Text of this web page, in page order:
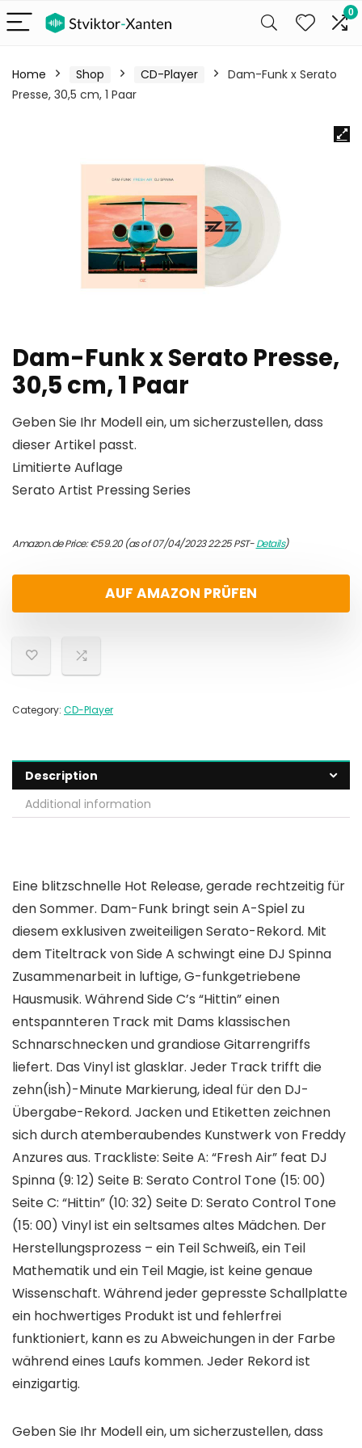
0
Home Shop CD-Player
Dam-Funk x Serato
Presse, 30,5 cm, 1 Paar
Dam-Funk x Serato Presse,
30,5 cm, 1 Paar
Geben Sie Ihr Modell ein, um sicherzustellen, dass
dieser Artikel passt.
Limitierte Auflage
Serato Artist Pressing Series
Amazon.de Price:€59.20(as of 07/04/2023 22:25 PST-Details)
AUF AMAZON PRÜFEN
Category: CD-Player
Description
Additional information
Eine blitzschnelle Hot Release, gerade rechtzeitig für
den Sommer. Dam-Funk bringt sein A-Spiel zu
diesem exklusiven zweiteiligen Serato-Rekord. Mit
dem Titeltrack von Side A schwingt eine DJ Spinna
Zusammenarbeit in luftige, G-funkgetriebene
Hausmusik. Während Side C’s “Hittin” einen
entspannteren Track mit Dams klassischen
Schnarschnecken und grandiose Gitarrengriffs
liefert. Das Vinyl ist glasklar. Jeder Track trifft die
zehn(ish)-Minute Markierung, ideal für den DJ-
Übergabe-Rekord. Jacken und Etiketten zeichnen
sich durch atemberaubendes Kunstwerk von Freddy
Anzures aus. Trackliste: Seite A: “Fresh Air” feat DJ
Spinna (9: 12) Seite B: Serato Control Tone (15: 00)
Seite C: “Hittin” (10: 32) Seite D: Serato Control Tone
(15: 00) Vinyl ist ein seltsames altes Mädchen. Der
Herstellungsprozess – ein Teil Schweiß, ein Teil
Mathematik und ein Teil Magie, ist keine genaue
Wissenschaft. Während jeder gepresste Schallplatte
ein hochwertiges Produkt ist und fehlerfrei
funktioniert, kann es zu Abweichungen in der Farbe
während eines Laufs kommen. Jeder Rekord ist
einzigartig.
Geben Sie Ihr Modell ein, um sicherzustellen, dass